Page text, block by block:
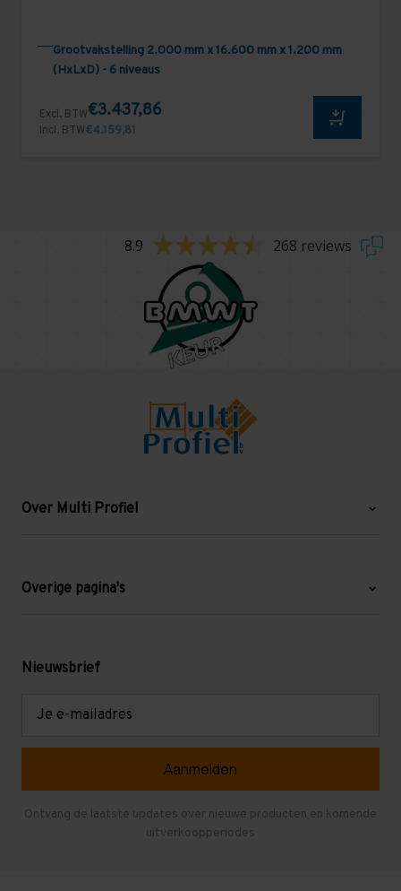
Grootvakstelling 2.000 mm x 16.600 mm x 1.200 mm
(HxLxD) - 6 niveaus
Excl. BTW€3.437,86
Incl. BTW€4.159,81
8.9 268 reviews
Over Multi Profiel
Blog
Levering en afhalen
Overige pagina's
Mezzanine
Gebruikte entresolvloeren
Nieuwsbrief
Ontvang de laatste updates over nieuwe producten en komende
uitverkoopperiodes